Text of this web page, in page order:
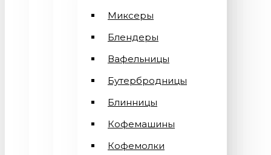
Миксеры
Блендеры
Вафельницы
Бутербродницы
Блинницы
Кофемашины
Кофемолки